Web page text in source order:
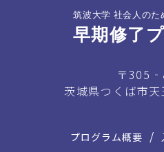
〒
茨城県つくば市
プログラム概要